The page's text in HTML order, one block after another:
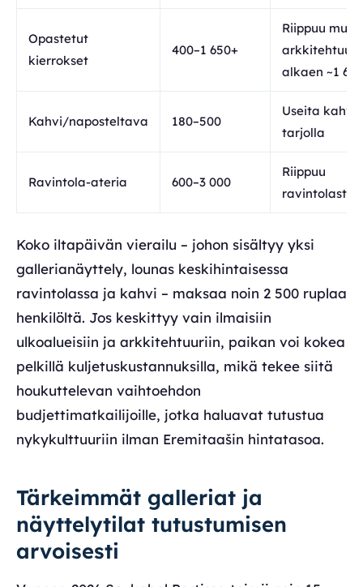
Opastetut
kierrokset
400–1 650+
Riippuu
alkaen ~1 650
Kahvi/naposteltava 180–500
Useita
tarjolla
Ravintola-ateria 600–3 000
Riippuu
ravintolasta
Koko iltapäivän vierailu – johon sisältyy yksi
gallerianäyttely, lounas keskihintaisessa
ravintolassa ja kahvi – maksaa noin 2 500 ruplaa
henkilöltä. Jos keskittyy vain ilmaisiin
ulkoalueisiin ja arkkitehtuuriin, paikan voi kokea
pelkillä kuljetuskustannuksilla, mikä tekee siitä
houkuttelevan vaihtoehdon
budjettimatkailijoille, jotka haluavat tutustua
nykykulttuuriin ilman Eremitaašin hintatasoa.
Tärkeimmät galleriat ja
näyttelytilat tutustumisen
arvoisesti